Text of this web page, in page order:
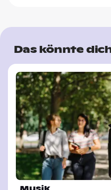
Das könnte